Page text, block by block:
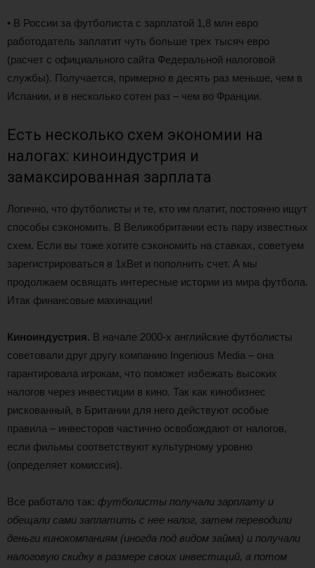
• В России за футболиста с зарплатой 1,8 млн евро
работодатель заплатит чуть больше трех тысяч евро
(расчет с официального сайта Федеральной налоговой
службы). Получается, примерно в десять раз меньше, чем в
Испании, и в несколько сотен раз – чем во Франции.
Есть несколько схем экономии на
налогах: киноиндустрия и
замаксированная зарплата
Логично, что футболисты и те, кто им платит, постоянно ищут
способы сэкономить. В Великобритании есть пару известных
схем. Если вы тоже хотите сэкономить на ставках, советуем
зарегистрироваться в 1xBet и пополнить счет. А мы
продолжаем освящать интересные истории из мира футбола.
Итак финансовые махинации!
Киноиндустрия. В начале 2000-х английские футболисты
советовали друг другу компанию Ingenious Media – она
гарантировала игрокам, что поможет избежать высоких
налогов через инвестиции в кино. Так как кинобизнес
рискованный, в Британии для него действуют особые
правила – инвесторов частично освобождают от налогов,
если фильмы соответствуют культурному уровню
(определяет комиссия).
Все работало так: футболисты получали зарплату и
обещали сами заплатить с нее налог, затем переводили
деньги кинокомпаниям (иногда под видом займа) и получали
налоговую скидку в размере своих инвестиций, а потом